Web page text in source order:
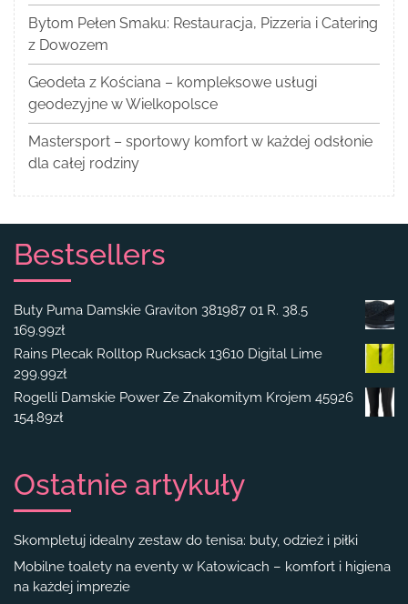
Bytom Pełen Smaku: Restauracja, Pizzeria i Catering
z Dowozem
Geodeta z Kościana – kompleksowe usługi
geodezyjne w Wielkopolsce
Mastersport – sportowy komfort w każdej odsłonie
dla całej rodziny
Bestsellers
Buty Puma Damskie Graviton 381987 01 R. 38.5
169.99zł
Rains Plecak Rolltop Rucksack 13610 Digital Lime
299.99zł
Rogelli Damskie Power Ze Znakomitym Krojem 45926
154.89zł
Ostatnie artykuły
Skompletuj idealny zestaw do tenisa: buty, odzież i piłki
Mobilne toalety na eventy w Katowicach – komfort i higiena
na każdej imprezie